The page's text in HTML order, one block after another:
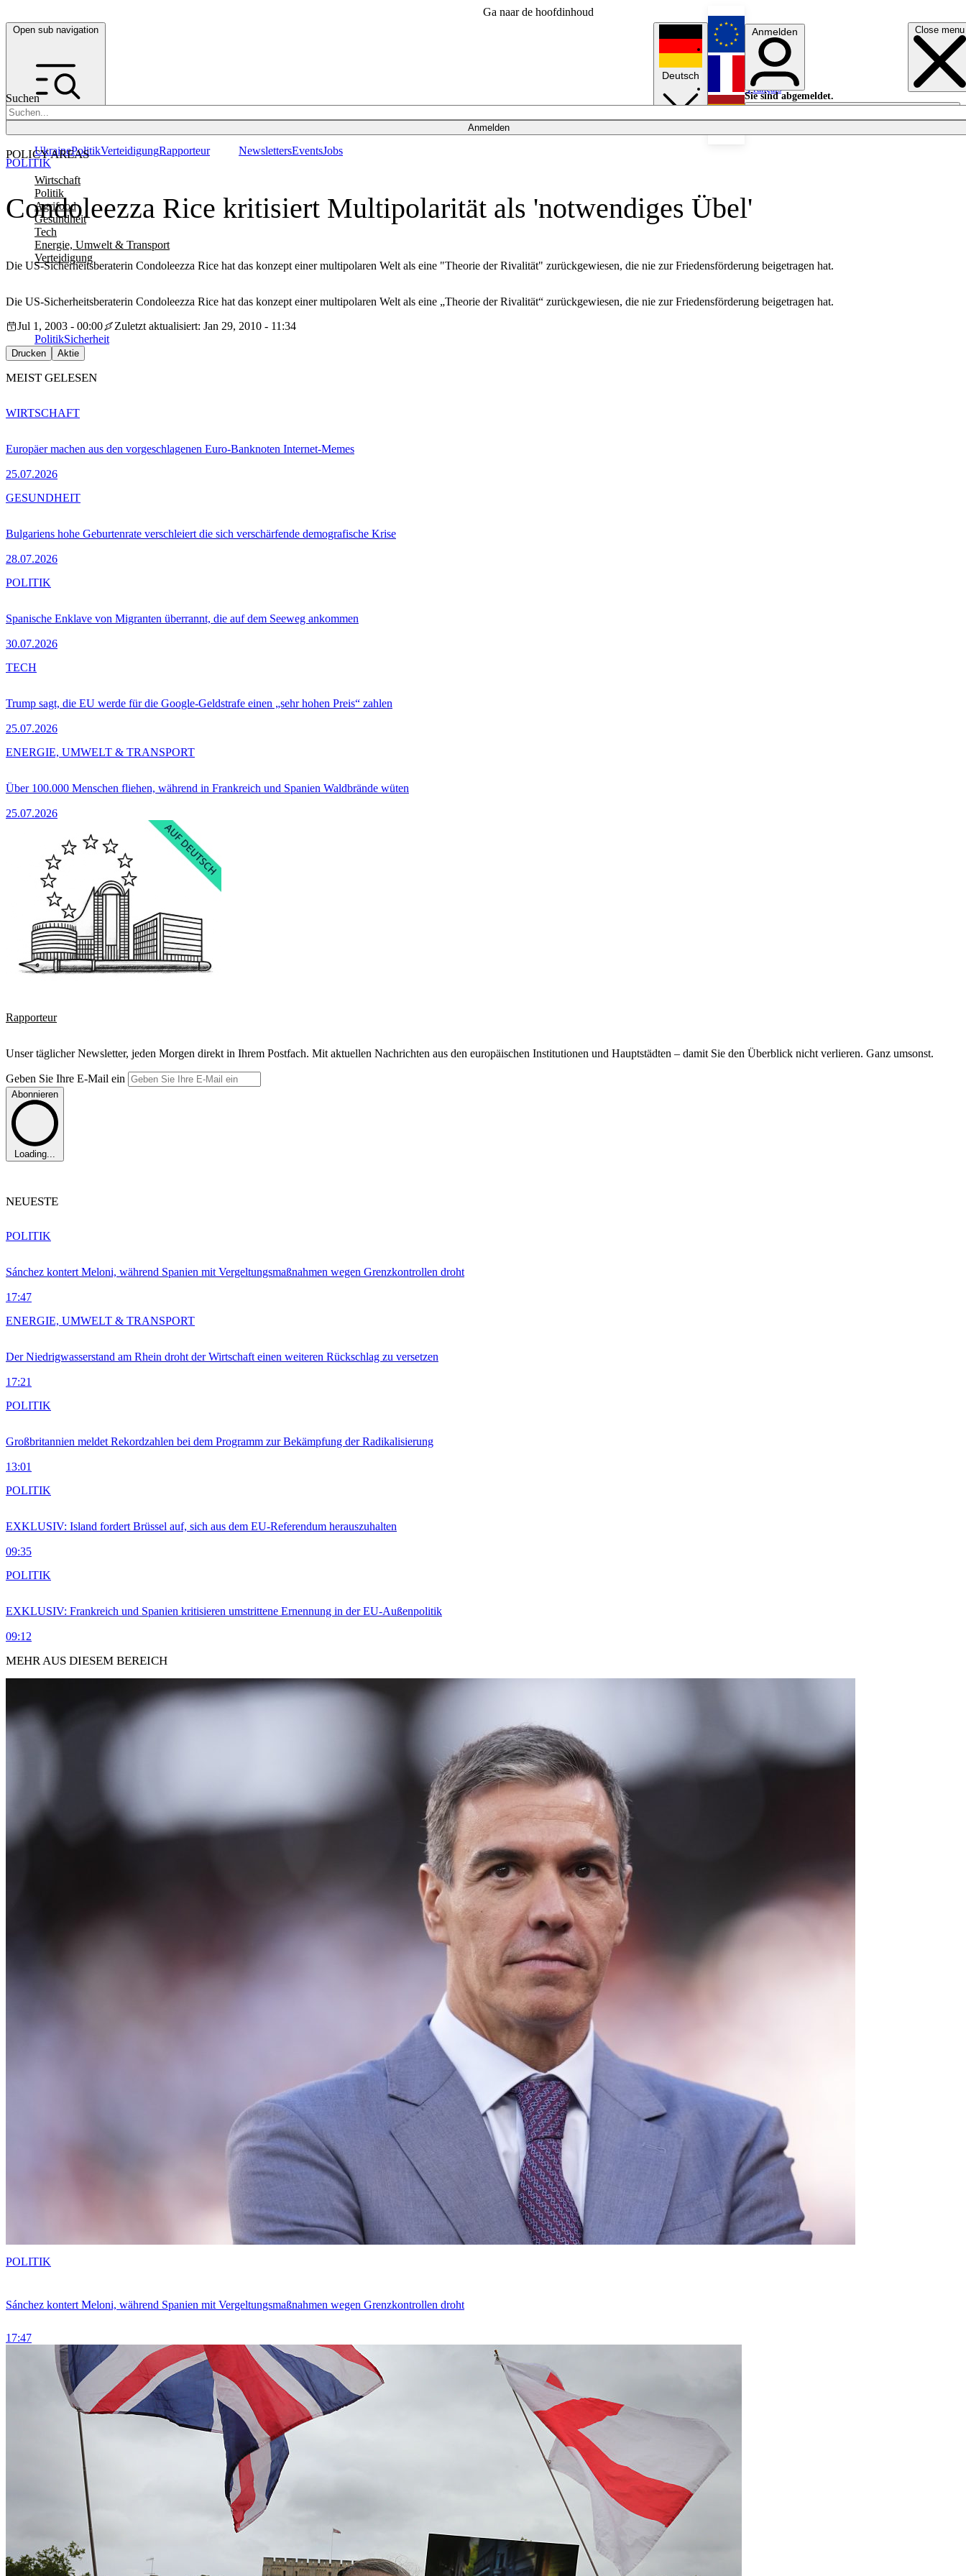
Ga naar de hoofdinhoud
Open sub navigation Close menu
Suchen
Anmelden
POLICY AREAS
Wirtschaft
Politik
Agrifood
Gesundheit
Tech
Energie, Umwelt & Transport
Verteidigung
UkrainePolitikVerteidigungRapporteur NewslettersEventsJobs
Deutsch
English
Français
Anmelden
Sie sind abgemeldet.
Anmelden
Licht aus
Condoleezza Rice kritisiert Multipolarität als 'notwendiges Übel'
Die US-Sicherheitsberaterin Condoleezza Rice hat das konzept einer multipolaren Welt als eine "Theorie der Rivalität" zurückgewiesen, die nie zur Friedensförderung beigetragen hat.
POLITIK
Die US-Sicherheitsberaterin Condoleezza Rice hat das konzept einer multipolaren Welt als eine „Theorie der Rivalität“ zurückgewiesen, die nie zur Friedensförderung beigetragen hat.
Jul 1, 2003 - 00:00
Zuletzt aktualisiert: Jan 29, 2010 - 11:34
PolitikSicherheit
Drucken Aktie
MEIST GELESEN
Europäer machen aus den vorgeschlagenen Euro-Banknoten Internet-Memes
25.07.2026
WIRTSCHAFT
Bulgariens hohe Geburtenrate verschleiert die sich verschärfende demografische Krise
28.07.2026
GESUNDHEIT
Spanische Enklave von Migranten überrannt, die auf dem Seeweg ankommen
30.07.2026
POLITIK
Trump sagt, die EU werde für die Google-Geldstrafe einen „sehr hohen Preis“ zahlen
25.07.2026
TECH
Über 100.000 Menschen fliehen, während in Frankreich und Spanien Waldbrände wüten
25.07.2026
ENERGIE, UMWELT & TRANSPORT
Rapporteur
Unser täglicher Newsletter, jeden Morgen direkt in Ihrem Postfach. Mit aktuellen Nachrichten aus den europäischen Institutionen und Hauptstädten – damit Sie den Überblick nicht verlieren. Ganz umsonst.
Geben Sie Ihre E-Mail ein
Abonnieren
Loading...
NEUESTE
Sánchez kontert Meloni, während Spanien mit Vergeltungsmaßnahmen wegen Grenzkontrollen droht
17:47
POLITIK
Der Niedrigwasserstand am Rhein droht der Wirtschaft einen weiteren Rückschlag zu versetzen
17:21
ENERGIE, UMWELT & TRANSPORT
Großbritannien meldet Rekordzahlen bei dem Programm zur Bekämpfung der Radikalisierung
13:01
POLITIK
EXKLUSIV: Island fordert Brüssel auf, sich aus dem EU-Referendum herauszuhalten
09:35
POLITIK
EXKLUSIV: Frankreich und Spanien kritisieren umstrittene Ernennung in der EU-Außenpolitik
09:12
POLITIK
MEHR AUS DIESEM BEREICH
Sánchez kontert Meloni, während Spanien mit Vergeltungsmaßnahmen wegen Grenzkontrollen droht
17:47
POLITIK